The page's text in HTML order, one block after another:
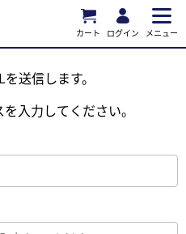
カート ログイン メニュー
送信します。
入力してください。